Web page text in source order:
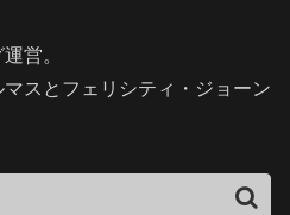
営。
スとフェリシティ・ジョーン